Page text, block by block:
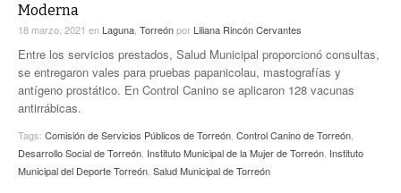
Moderna
18 marzo, 2021 en Laguna Torreónpor Liliana Rincón Cervantes
Entre los servicios prestados, Salud Municipal proporcionó consultas,
se entregaron vales para pruebas papanicolau, mastografías y
antígeno prostático. En Control Canino se aplicaron 128 vacunas
antirrábicas.
Tags: Comisión de Servicios Públicos de Torreón Control Canino de Torreón
Desarrollo Social de Torreón Instituto Municipal de la Mujer de Torreón Instituto
Municipal del Deporte Torreón Salud Municipal de Torreón